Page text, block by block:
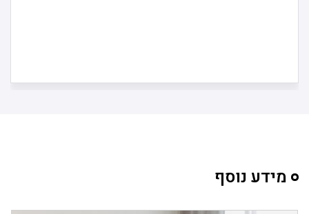
מידע נוסף